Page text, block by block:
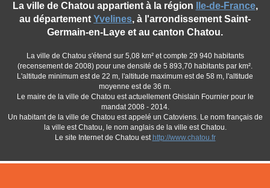
La ville de Chatou appartient à la région Ile-de-France,
au département Yvelines, à l'arrondissement Saint-
Germain-en-Laye et au canton Chatou.
La ville de Chatou s'étend sur 5,08 km² et compte 29 940 habitants
(recensement de 2008) pour une densité de 5 893,70 habitants par km².
L'altitude minimum est de 22 m, l'altitude maximum est de 58 m, l'altitude
moyenne est de 36 m.
Le maire de la ville de Chatou est actuellement Ghislain Fournier pour le
mandat 2008 - 2014.
Un habitant de la ville de Chatou est appelé un Catoviens. Le nom français de
la ville est Chatou, le nom anglais de la ville est Chatou.
Le site Internet de Chatou est http://www.chatou.fr